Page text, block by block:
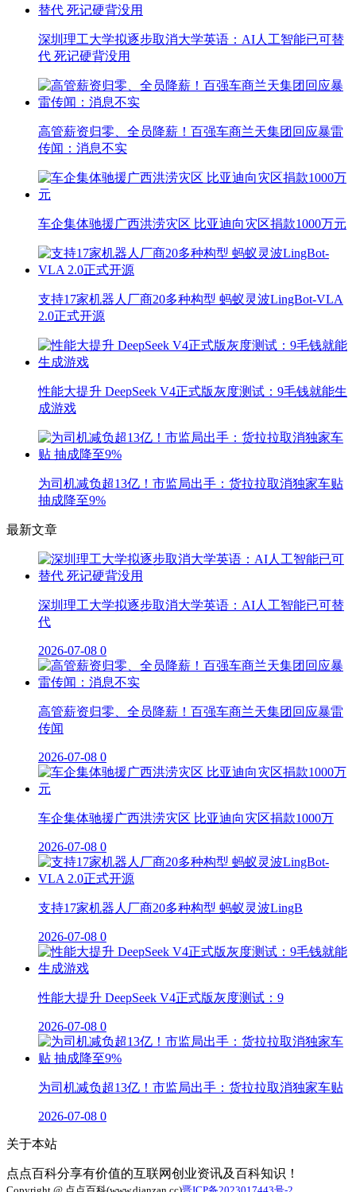
深圳理工大学拟逐步取消大学英语：AI人工智能已可替
代 死记硬背没用
高管薪资归零、全员降薪！百强车商兰天集团回应暴雷
传闻：消息不实
车企集体驰援广西洪涝灾区 比亚迪向灾区捐款1000万元
支持17家机器人厂商20多种构型 蚂蚁灵波LingBot-VLA
2.0正式开源
性能大提升 DeepSeek V4正式版灰度测试：9毛钱就能生
成游戏
为司机减负超13亿！市监局出手：货拉拉取消独家车贴
抽成降至9%
最新文章
深圳理工大学拟逐步取消大学英语：AI人工智能已可替
代
2026-07-08 0
高管薪资归零、全员降薪！百强车商兰天集团回应暴雷
传闻
2026-07-08 0
车企集体驰援广西洪涝灾区 比亚迪向灾区捐款1000万
2026-07-08 0
支持17家机器人厂商20多种构型 蚂蚁灵波LingB
2026-07-08 0
性能大提升 DeepSeek V4正式版灰度测试：9
2026-07-08 0
为司机减负超13亿！市监局出手：货拉拉取消独家车贴
2026-07-08 0
关于本站
点点百科分享有价值的互联网创业资讯及百科知识！